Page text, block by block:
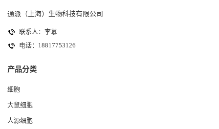
通派（上海）生物科技有限公司
联系人：李慕
电话：18817753126
产品分类
细胞
大鼠细胞
人源细胞